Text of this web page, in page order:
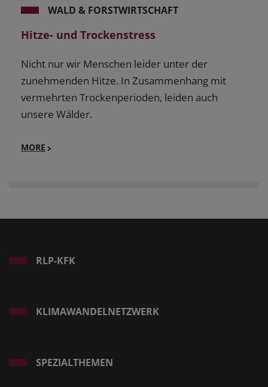
WALD & FORSTWIRTSCHAFT
Hitze- und Trockenstress
Nicht nur wir Menschen leider unter der
zunehmenden Hitze. In Zusammenhang mit
vermehrten Trockenperioden, leiden auch
unsere Wälder.
MORE
RLP-KFK
KLIMAWANDELNETZWERK
SPEZIALTHEMEN